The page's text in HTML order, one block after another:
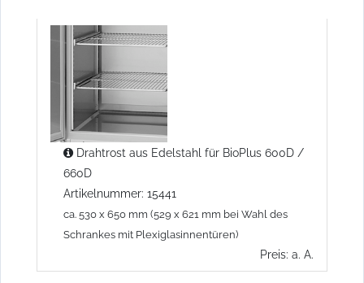
Drahtrost aus Edelstahl für BioPlus 600D /
660D
Artikelnummer: 15441
ca. 530 x 650 mm (529 x 621 mm bei Wahl des
Schrankes mit Plexiglasinnentüren)
Preis: a. A.